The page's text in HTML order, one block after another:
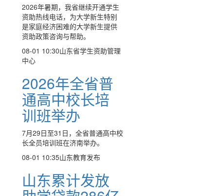
2026年暑期，我省继续开通学生
资助热线电话，为大学新生特别
是家庭经济困难的大学新生提供
资助政策咨询与帮助。
08-01 10:30山东省学生资助管理
中心
2026年全省普
通高中校长培
训班举办
7月29日至31日，全省普通高中校
长全员培训班在济南举办。
08-01 10:35山东教育发布
山东累计发放